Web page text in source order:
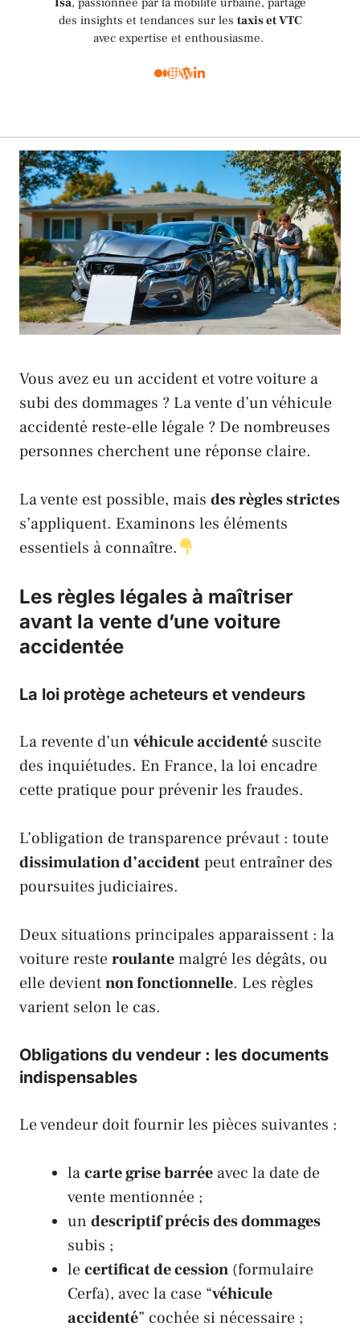
Isa, passionnée par la mobilité urbaine, partage
des insights et tendances sur les taxis et VTC
avec expertise et enthousiasme.
Vous avez eu un accident et votre voiture a
subi des dommages ? La vente d’un véhicule
accidenté reste-elle légale ? De nombreuses
personnes cherchent une réponse claire.
La vente est possible, mais des règles strictes
s’appliquent. Examinons les éléments
essentiels à connaître.
Les règles légales à maîtriser
avant la vente d’une voiture
accidentée
La loi protège acheteurs et vendeurs
La revente d’un véhicule accidenté suscite
des inquiétudes. En France, la loi encadre
cette pratique pour prévenir les fraudes.
L’obligation de transparence prévaut : toute
dissimulation d’accidentpeut entraîner des
poursuites judiciaires.
Deux situations principales apparaissent : la
voiture resteroulantemalgré les dégâts, ou
elle devientnon fonctionnelle. Les règles
varient selon le cas.
Obligations du vendeur : les documents
indispensables
Le vendeur doit fournir les pièces suivantes :
lacarte grise barrée avec la date de
vente mentionnée ;
un descriptif précis des dommages
subis ;
lecertificat de cession (formulaire
Cerfa), avec la case “véhicule
accidenté” cochée si nécessaire ;